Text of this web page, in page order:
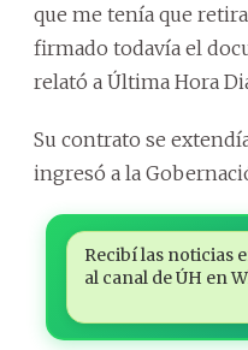
que me tenía que
firmado todavía el
relató a Última Hora
Su contrato se
ingresó a la
Recibí las noticias
al canal de ÚH en